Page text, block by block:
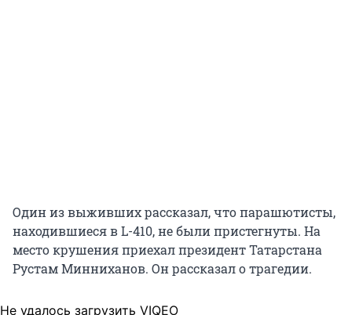
Один из выживших рассказал, что парашютисты,
находившиеся в L-410, не были пристегнуты. На
место крушения приехал президент Татарстана
Рустам Минниханов. Он рассказал о трагедии.
Не удалось загрузить VIQEO